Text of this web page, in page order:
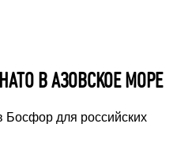
В АЗОВСКОЕ МОРЕ
Босфор для российских